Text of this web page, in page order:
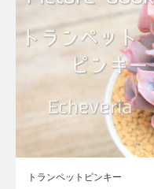
トランペットピンキー